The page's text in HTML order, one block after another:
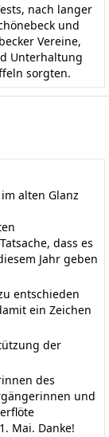
nach langer
und
Vereine,
Unterhaltung
sorgten.
alten Glanz
dass es
Jahr geben
entschieden
ein Zeichen
der
des
und
Mai. Danke!